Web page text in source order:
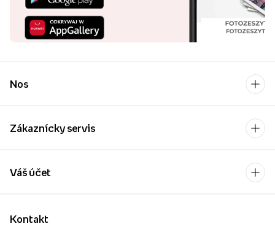
Nos
Zákaznícky servis
Kontakt
Váš účet